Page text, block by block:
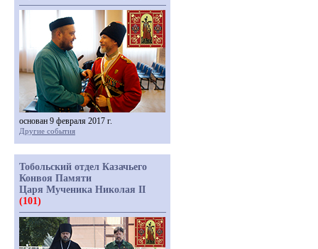
основан 9 февраля 2017 г.
Другие события
Тобольский отдел Казачьего
Конвоя Памяти
Царя Мученика Николая II
(101)